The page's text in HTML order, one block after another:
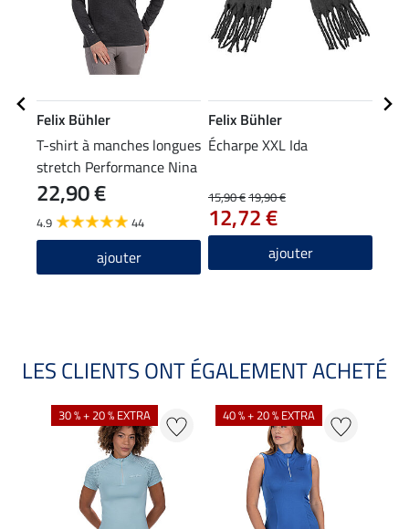
Felix Bühler
T-shirt à manches longues
stretch Performance Nina
22,90 €
4.9 44
ajouter
Felix Bühler
Écharpe XXL Ida
15,90 €19,90 €
12,72 €
ajouter
LES CLIENTS ONT ÉGALEMENT ACHETÉ
30 % + 20 % EXTRA 40 % + 20 % EXTRA